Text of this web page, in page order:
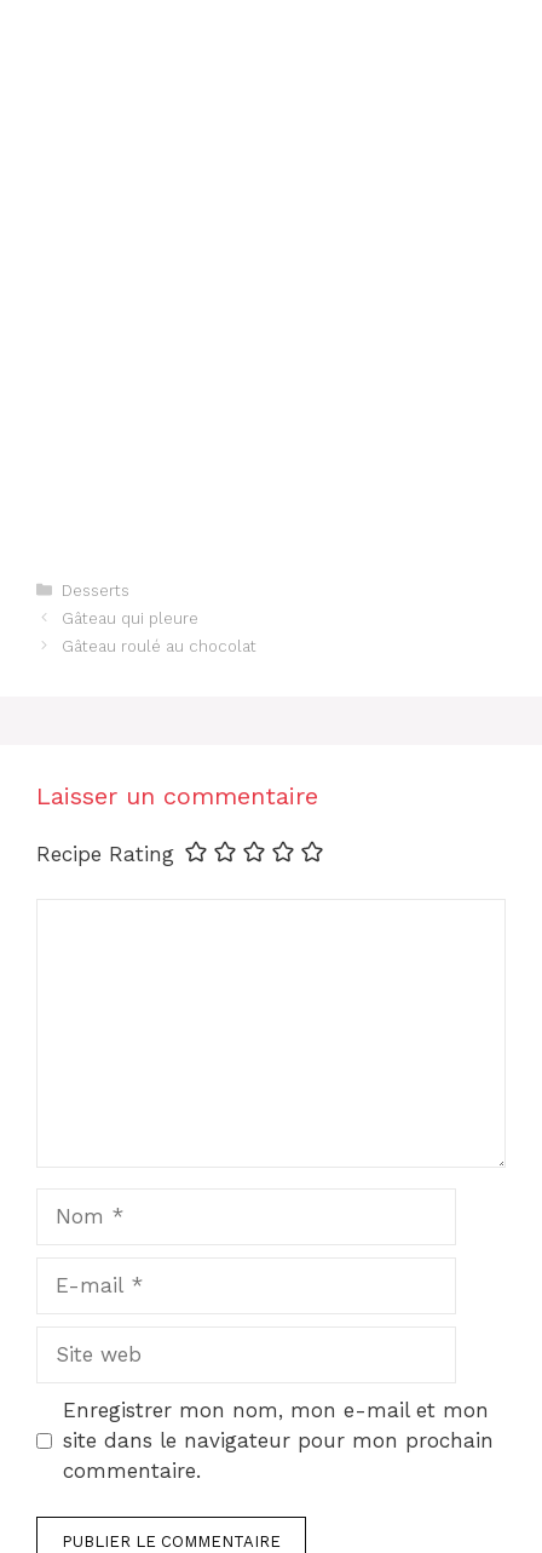
Catégories
Desserts
Gâteau qui pleure
Gâteau roulé au chocolat
Laisser un commentaire
Recipe Rating
mail
web
Enregistrer mon nom, mon e-mail et mon
site dans le navigateur pour mon prochain
commentaire.